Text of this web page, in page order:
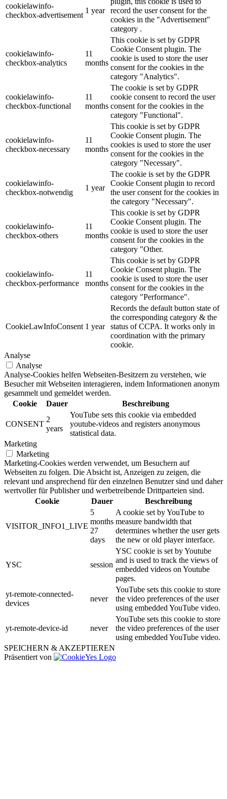
cookielawinfo-
checkbox-advertisement
1 year
record the user consent for the
cookies in the "Advertisement"
category .
cookielawinfo-
checkbox-analytics
11
months
This cookie is set by GDPR
Cookie Consent plugin. The
cookie is used to store the user
consent for the cookies in the
category "Analytics".
cookielawinfo-
checkbox-functional
11
months
The cookie is set by GDPR
cookie consent to record the user
consent for the cookies in the
category "Functional".
cookielawinfo-
checkbox-necessary
11
months
This cookie is set by GDPR
Cookie Consent plugin. The
cookies is used to store the user
consent for the cookies in the
category "Necessary".
cookielawinfo-
checkbox-notwendig
1 year
The cookie is set by the GDPR
Cookie Consent plugin to record
the user consent for the cookies in
the category "Necessary".
cookielawinfo-
checkbox-others
11
months
This cookie is set by GDPR
Cookie Consent plugin. The
cookie is used to store the user
consent for the cookies in the
category "Other.
cookielawinfo-
checkbox-performance
11
months
This cookie is set by GDPR
Cookie Consent plugin. The
cookie is used to store the user
consent for the cookies in the
category "Performance".
CookieLawInfoConsent 1 year
Records the default button state of
the corresponding category & the
status of CCPA. It works only in
coordination with the primary
cookie.
Analyse
Analyse
Analyse-Cookies helfen Webseiten-Besitzern zu verstehen, wie
Besucher mit Webseiten interagieren, indem Informationen anonym
gesammelt und gemeldet werden.
Cookie
Dauer Beschreibung
CONSENT
2
years
YouTube sets this cookie via embedded
youtube-videos and registers anonymous
statistical data.
Marketing
Marketing
Marketing-Cookies werden verwendet, um Besuchern auf
Webseiten zu folgen. Die Absicht ist, Anzeigen zu zeigen, die
relevant und ansprechend für den einzelnen Benutzer sind und daher
wertvoller für Publisher und werbetreibende Drittparteien sind.
Cookie
Dauer Beschreibung
VISITOR_INFO1_LIVE
5
months
27
days
A cookie set by YouTube to
measure bandwidth that
determines whether the user gets
the new or old player interface.
YSC session
YSC cookie is set by Youtube
and is used to track the views of
embedded videos on Youtube
pages.
yt-remote-connected-
devices
never
YouTube sets this cookie to store
the video preferences of the user
using embedded YouTube video.
yt-remote-device-id never
YouTube sets this cookie to store
the video preferences of the user
using embedded YouTube video.
SPEICHERN & AKZEPTIEREN
Präsentiert von